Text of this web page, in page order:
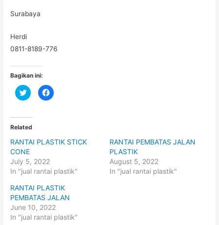
Surabaya
Herdi
0811-8189-776
Bagikan ini:
C
l
t
o
s
h
a
r
e
o
n
T
i
t
t
e
r
(
O
C
l
h
a
n
F
c
e
b
o
o
k
(
Related
RANTAI PLASTIK STICK
CONE
July 5, 2022
In "jual rantai plastik"
RANTAI PEMBATAS JALAN
PLASTIK
August 5, 2022
In "jual rantai plastik"
RANTAI PLASTIK
PEMBATAS JALAN
June 10, 2022
In "jual rantai plastik"